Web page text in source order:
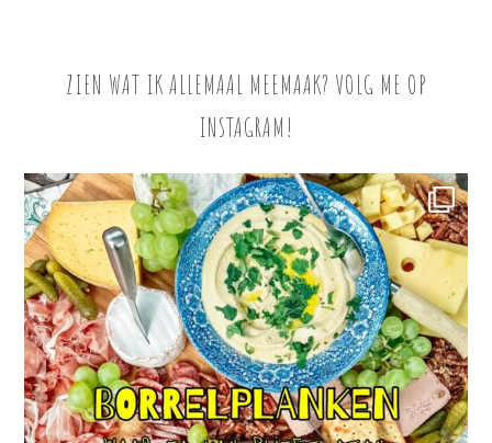
ZIEN WAT IK ALLEMAAL MEEMAAK? VOLG ME OP
INSTAGRAM!